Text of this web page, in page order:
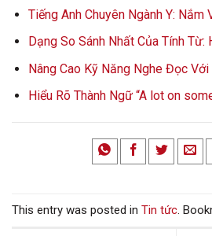
Tiếng Anh Chuyên Ngành Y: Nắm
Dạng So Sánh Nhất Của Tính Từ:
Nâng Cao Kỹ Năng Nghe Đọc Với
Hiểu Rõ Thành Ngữ “A lot on
This entry was posted in Tin tức.